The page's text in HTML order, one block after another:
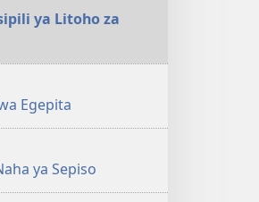
ya Litoho za
Egepita
ya Sepiso